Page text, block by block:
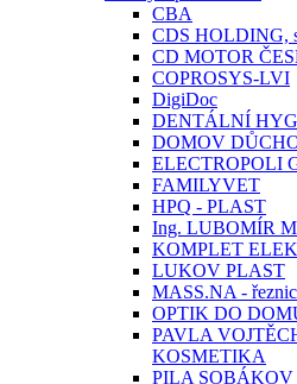
CBA
CDS HOLDING,
CD MOTOR
COPROSYS-LVI
DigiDoc
DENTÁLNÍ
DOMOV
ELECTROPOLI
FAMILYVET
HPQ - PLAST
Ing. LUBOMÍR
KOMPLET
LUKOV PLAST
MASS.NA -
OPTIK DO
PAVLA
KOSMETIKA
PILA SOBÁKOV